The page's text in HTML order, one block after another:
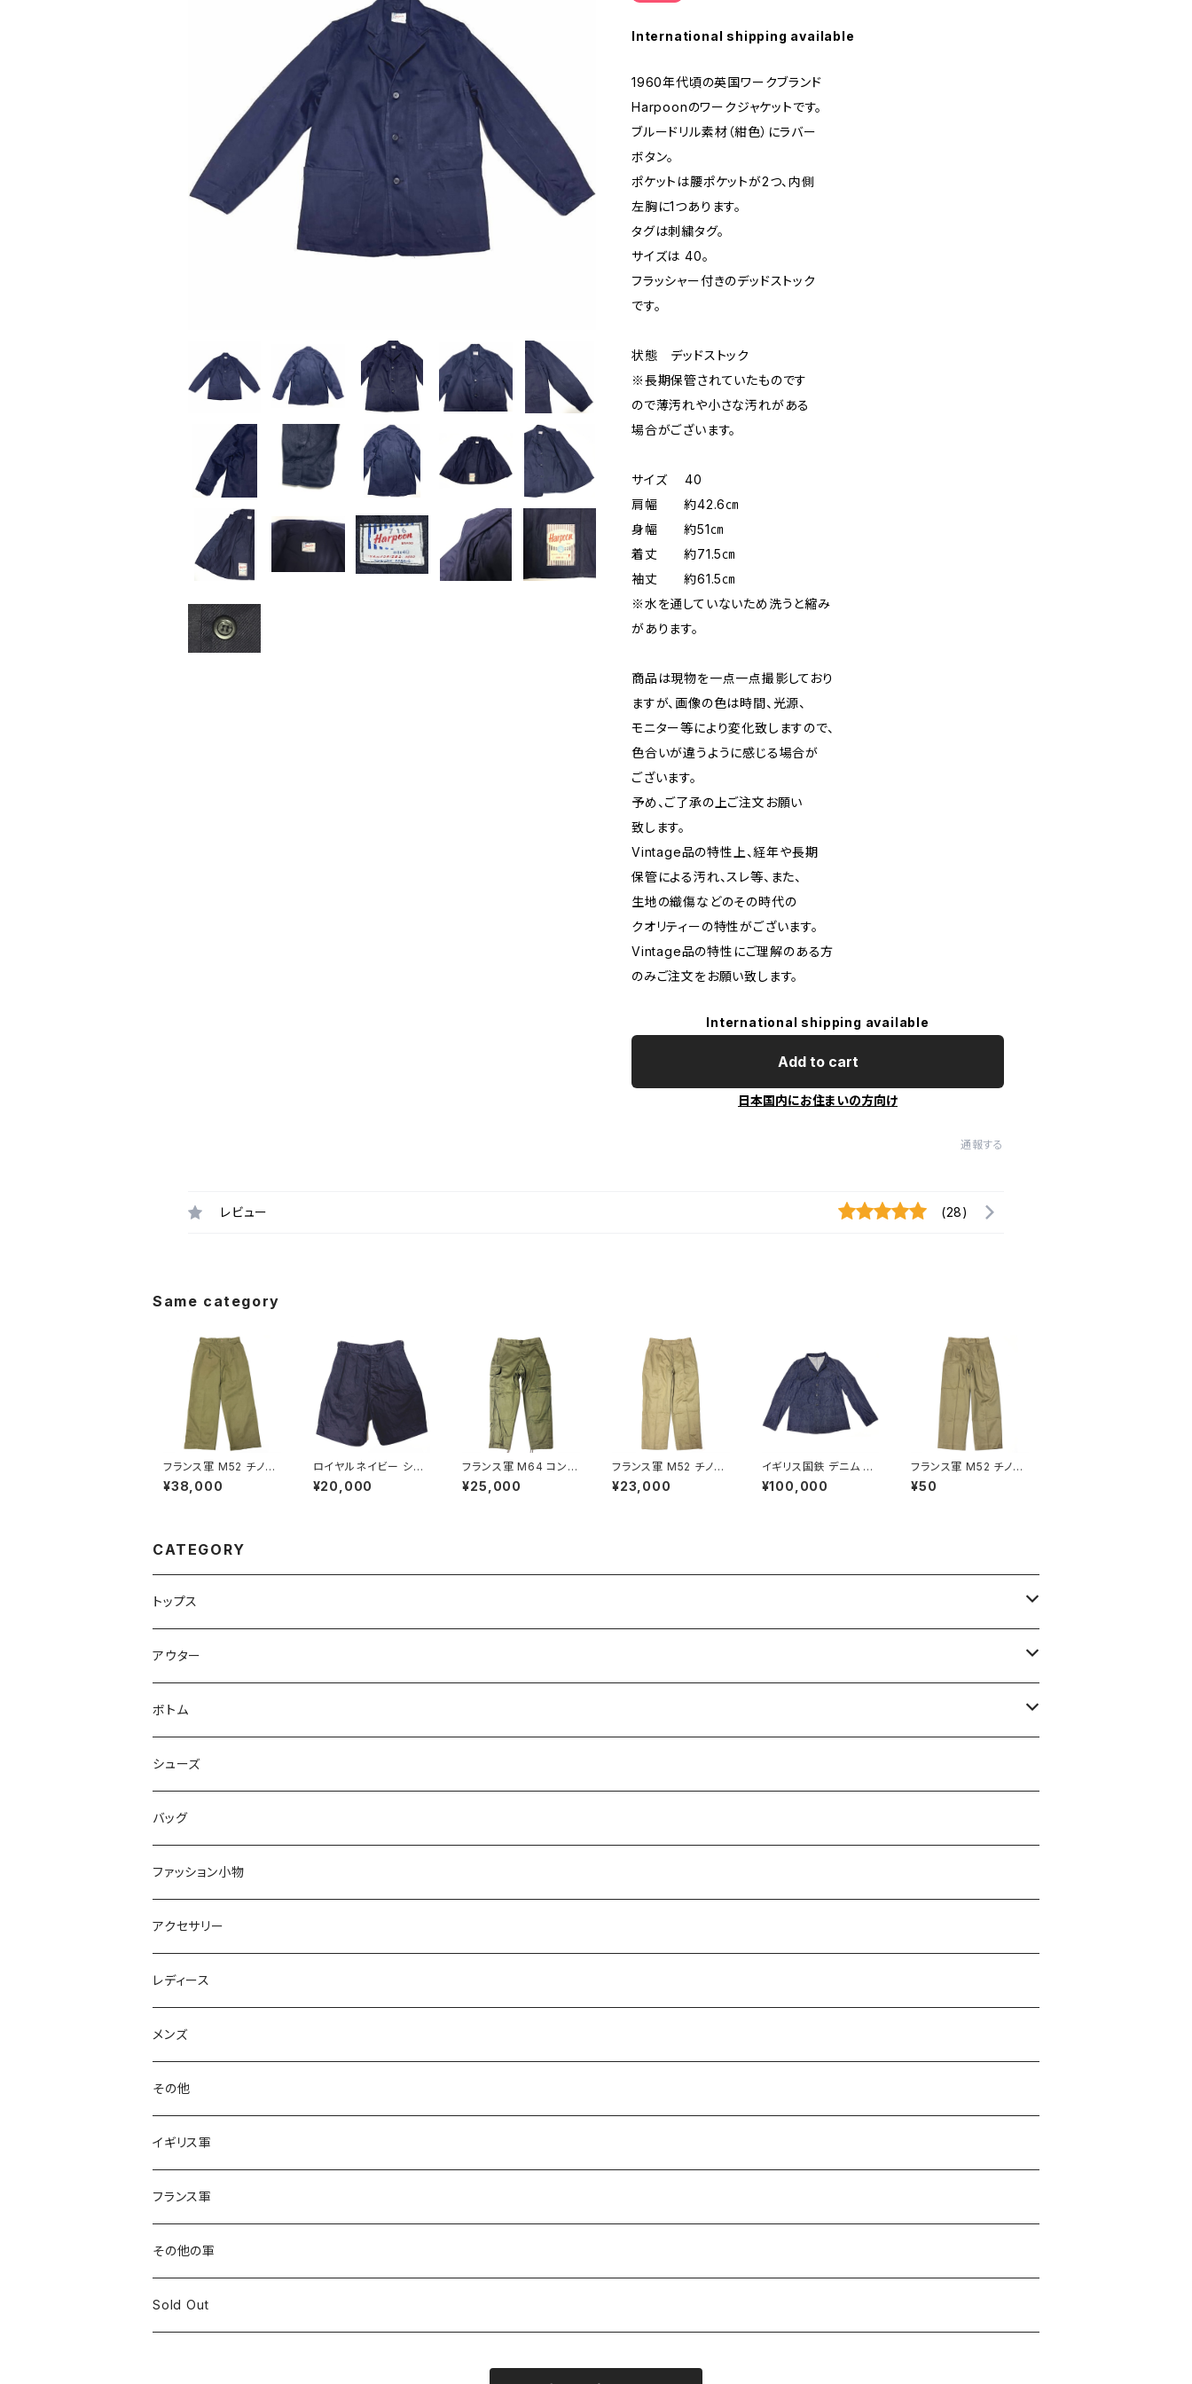
International shipping available
1960年代頃の英国ワークブランド
Harpoonのワークジャケットです。
ブルードリル素材（紺色）にラバー
ボタン。
ポケットは腰ポケットが2つ、内側
左胸に1つあります。
タグは刺繍タグ。
サイズは 40。
フラッシャー付きのデッドストック
です。
状態 デッドストック
※長期保管されていたものです
ので薄汚れや小さな汚れがある
場合がございます。
サイズ 40
肩幅 約42.6㎝
身幅 約51㎝
着丈 約71.5㎝
袖丈 約61.5㎝
※水を通していないため洗うと縮み
があります。
商品は現物を一点一点撮影しており
ますが、画像の色は時間、光源、
モニター等により変化致しますので、
色合いが違うように感じる場合が
ございます。
予め、ご了承の上ご注文お願い
致します。
Vintage品の特性上、経年や長期
保管による汚れ、スレ等、また、
生地の織傷などのその時代の
クオリティーの特性がございます。
Vintage品の特性にご理解のある方
のみご注文をお願い致します。
International shipping available
Add to cart
日本国内にお住まいの方向け
通報する
レビュー (28)
Same category
フランス軍 M52 チノパ
ンツ サイズ 22 初期モ
デル French Army Ch
¥38,000
ロイヤルネイビー ショ
ートパンツ Royal Nav
y Shorts Blue Drill T
¥20,000
フランス軍 M64 コンバ
ットパンツ 84XC Fren
ch Army M64 Comb
¥25,000
フランス軍 M52 チノパ
ンツ サイズ 25 French
Army Chino Pants M
¥23,000
イギリス国鉄 デニム ワ
ークジャケット British
Railways Overall Ja
¥100,000
フランス軍 M52 チノパ
ンツ サイズ 22 French
Army Chino Pants M
¥50
CATEGORY
トップス
Tシャツ
シャツ
ニット
アウター
ジャケット
コート
ボトム
パンツ
ショートパンツ
スカート
オールインワン
シューズ
バッグ
ファッション小物
アクセサリー
レディース
メンズ
その他
イギリス軍
フランス軍
その他の軍
Sold Out